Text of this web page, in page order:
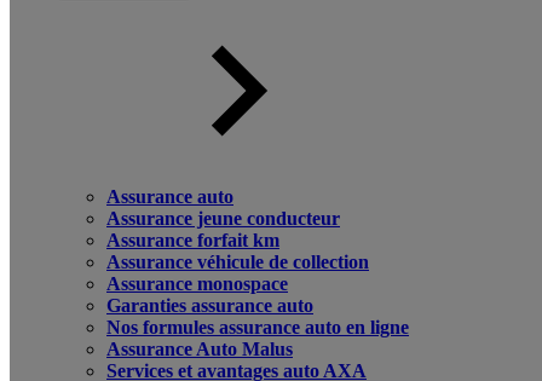
Assurance auto
Assurance jeune conducteur
Assurance forfait km
Assurance véhicule de collection
Assurance monospace
Garanties assurance auto
Nos formules assurance auto en ligne
Assurance Auto Malus
Services et avantages auto AXA